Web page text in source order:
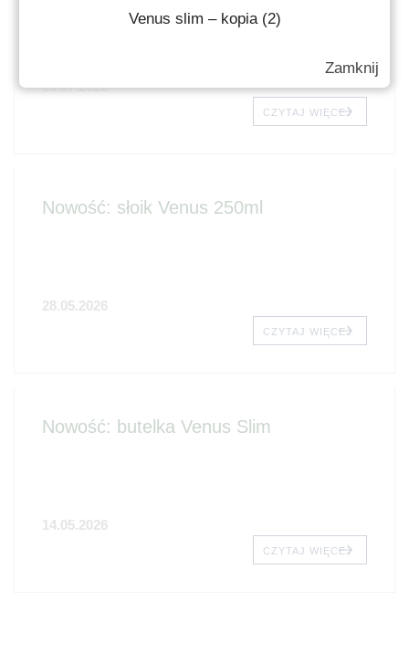
03.07.2026
CZYTAJ WIĘCEJ
Nowość: słoik Venus 250ml
28.05.2026
CZYTAJ WIĘCEJ
Nowość: butelka Venus Slim
14.05.2026
CZYTAJ WIĘCEJ
Zamknij
Venus slim – kopia (2)